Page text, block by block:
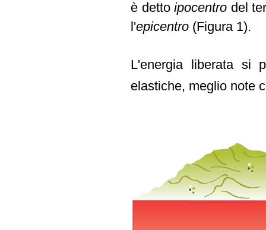
è dettoipocentro del
l'epicentro (Figura 1).
L'energia liberata si
elastiche, meglio note